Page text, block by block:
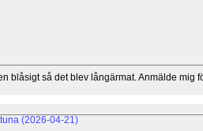
blåsigt så det blev långärmat. Anmälde mig